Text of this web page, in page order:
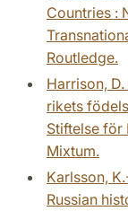
Countries :
Routledge.
Harrison,
rikets
Stiftelse för
Mixtum.
Karlsson,
Russian